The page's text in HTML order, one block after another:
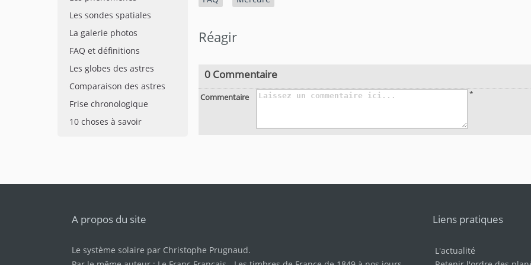
Les sondes spatiales
La galerie photos
FAQ et définitions
Les globes des astres
Comparaison des astres
Frise chronologique
10 choses à savoir
Réagir
0 Commentaire
Commentaire *
A propos du site
Le système solaire par Christophe Prugnaud.
Liens pratiques
L'actualité